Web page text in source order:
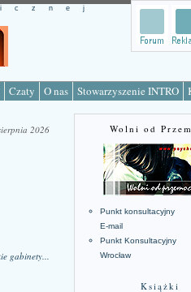
Czaty O nas Stowarzyszenie INTRO
2026
gabinety...
Wolni od
Punkt konsultacyjny
E-mail
Punkt Konsultacyjny
Wrocław
Książki